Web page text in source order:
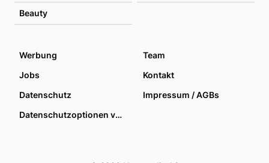
Beauty
Werbung
Team
Jobs
Kontakt
Datenschutz
Impressum / AGBs
Datenschutzoptionen verwalten